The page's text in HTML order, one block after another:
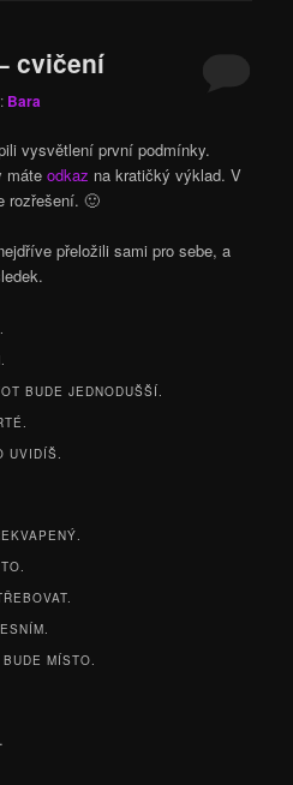
cvičení
Bara
vysvětlení první podmínky.
máteodkaz na kratičký výklad. V
rozřešení. 🙂
přeložili sami pro sebe, a
BUDE JEDNODUŠŠÍ.
UVIDÍŠ.
MÍSTO.